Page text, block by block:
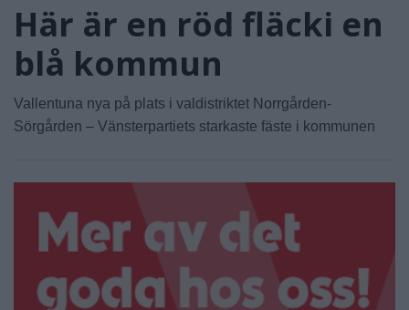
Här är en röd fläcki en
blå kommun
Vallentuna nya på plats i valdistriktet Norrgården-
Sörgården – Vänsterpartiets starkaste fäste i kommunen